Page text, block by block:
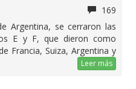
169
Argentina, se cerraron las
E y F, que dieron como
Francia, Suiza, Argentina y
Leer más